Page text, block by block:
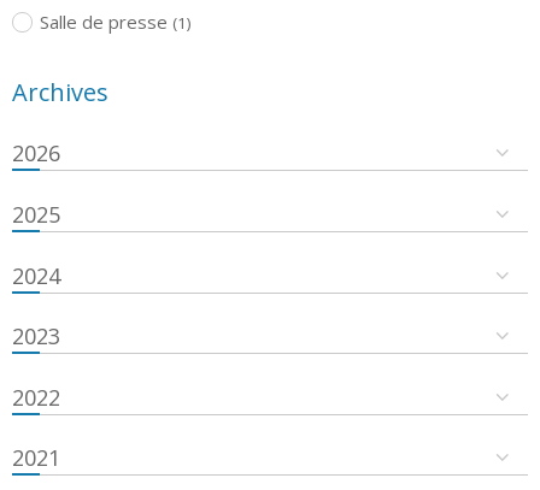
Salle de presse (1)
Archives
2026
2025
2024
2023
2022
2021